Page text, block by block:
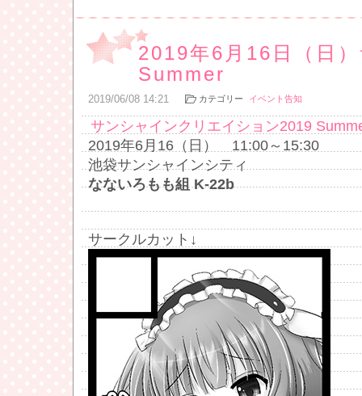
2019年6月16日（日
Summer
2019/06/08 14:21 カテゴリー イベント告知
サンシャインクリエイション2019
2019年6月16（日） 11:00～15:30
池袋サンシャインシティ
なないろもも組 K-22b
サークルカット↓